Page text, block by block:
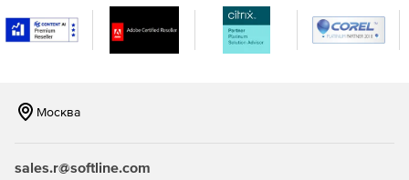
Москва
sales.r@softline.com